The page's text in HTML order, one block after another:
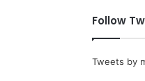
Follow
Tweets by